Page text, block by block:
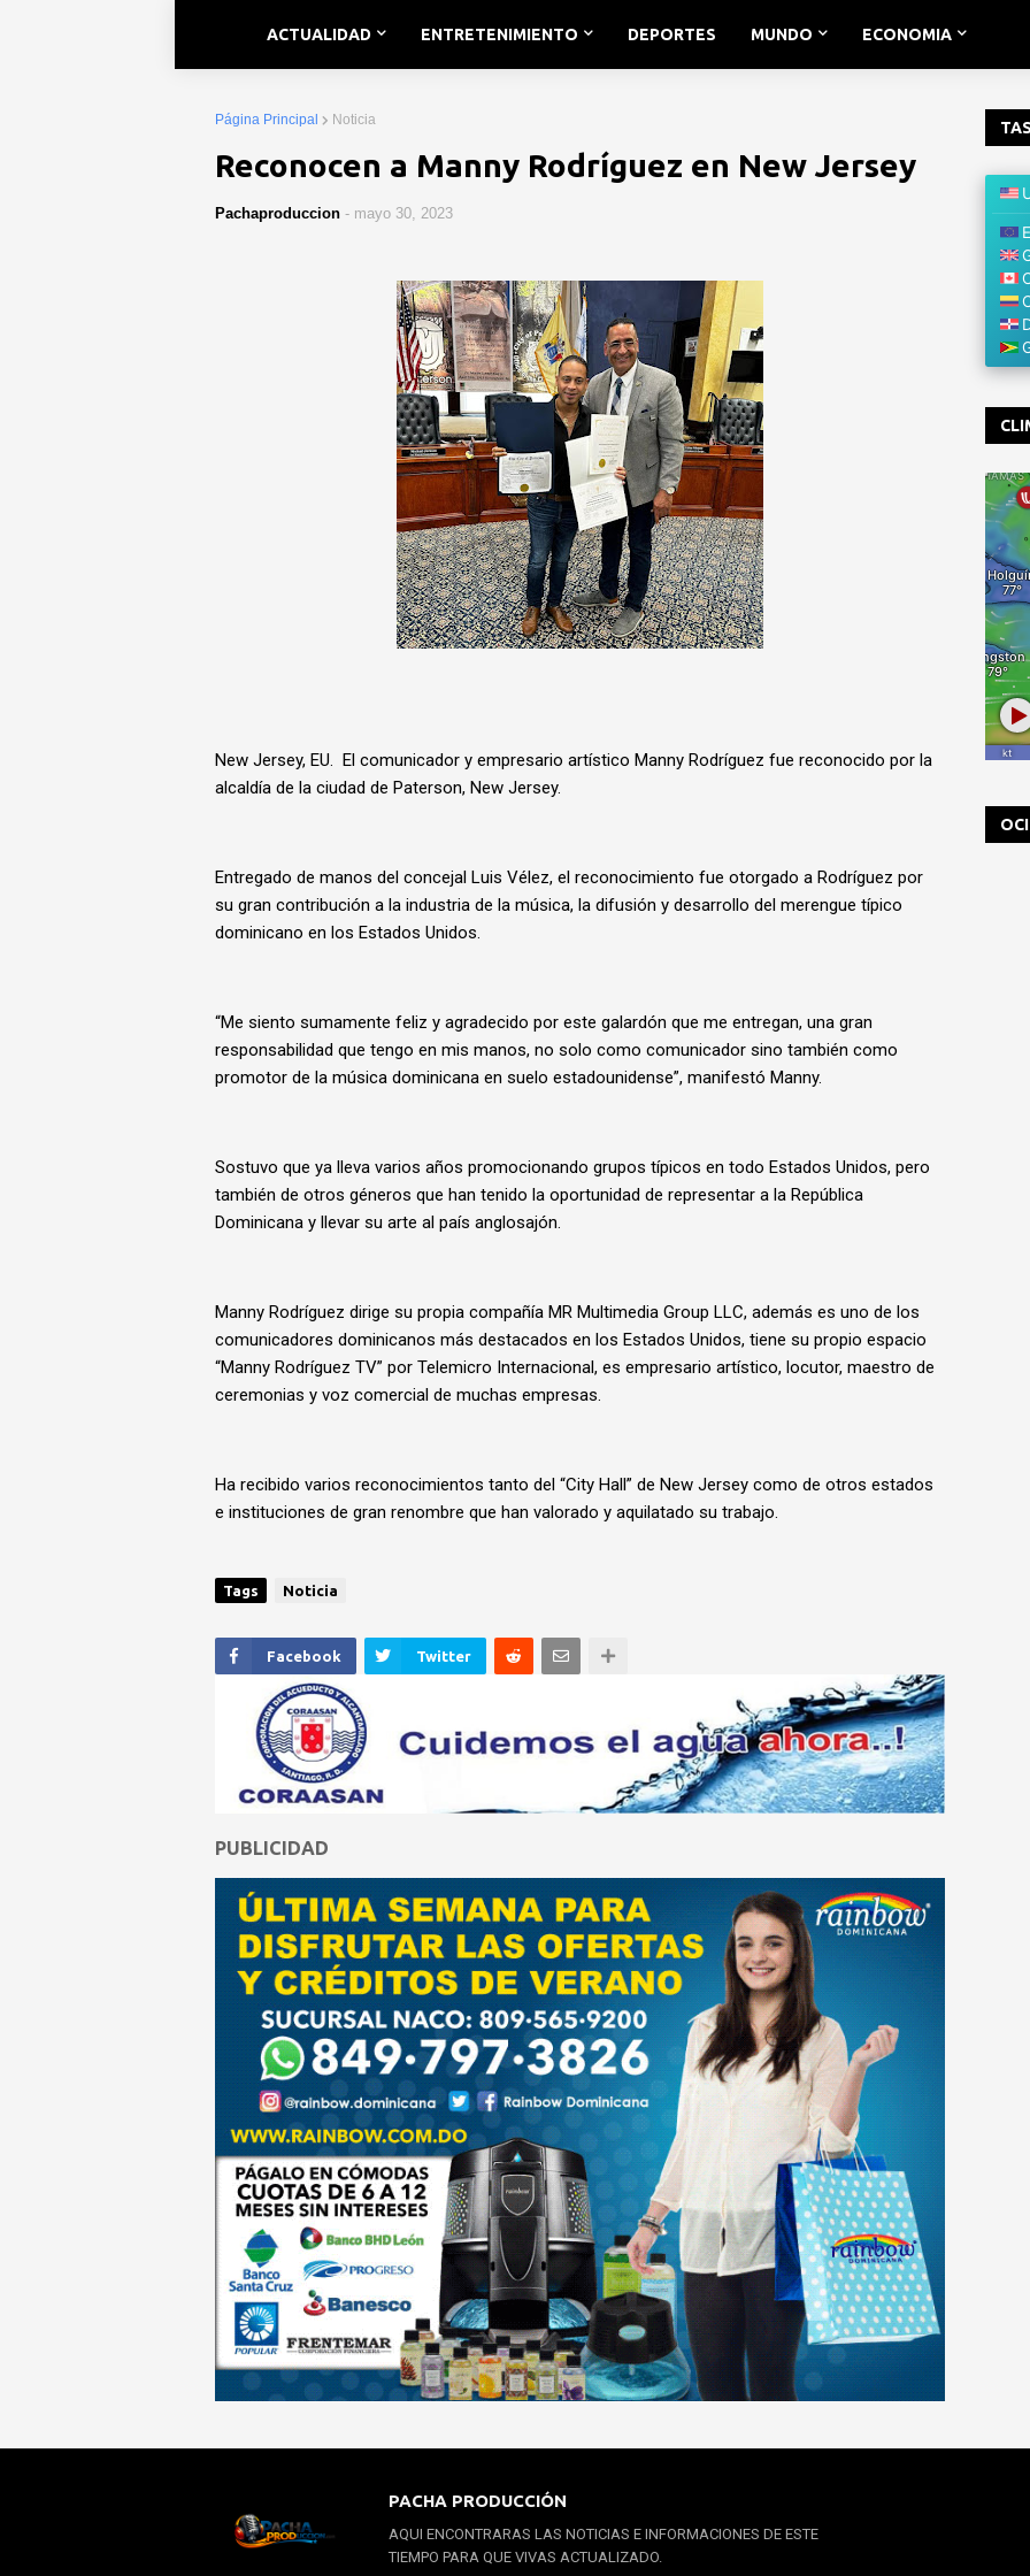
ACTUALIDAD ENTRETENIMIENTO DEPORTES MUNDO ECONOMIA
Página Principal Noticia
Reconocen a Manny Rodríguez en New Jersey
Pachaproduccion - mayo 30, 2023
New Jersey, EU. El comunicador y empresario artístico Manny Rodríguez fue reconocido por la
alcaldía de la ciudad de Paterson, New Jersey.
Entregado de manos del concejal Luis Vélez, el reconocimiento fue otorgado a Rodríguez por
su gran contribución a la industria de la música, la difusión y desarrollo del merengue típico
dominicano en los Estados Unidos.
“Me siento sumamente feliz y agradecido por este galardón que me entregan, una gran
responsabilidad que tengo en mis manos, no solo como comunicador sino también como
promotor de la música dominicana en suelo estadounidense”, manifestó Manny.
Sostuvo que ya lleva varios años promocionando grupos típicos en todo Estados Unidos, pero
también de otros géneros que han tenido la oportunidad de representar a la República
Dominicana y llevar su arte al país anglosajón.
Manny Rodríguez dirige su propia compañía MR Multimedia Group LLC, además es uno de los
comunicadores dominicanos más destacados en los Estados Unidos, tiene su propio espacio
“Manny Rodríguez TV” por Telemicro Internacional, es empresario artístico, locutor, maestro de
ceremonias y voz comercial de muchas empresas.
Ha recibido varios reconocimientos tanto del “City Hall” de New Jersey como de otros estados
e instituciones de gran renombre que han valorado y aquilatado su trabajo.
Tags Noticia
Facebook Twitter
PUBLICIDAD
PACHA PRODUCCIÓN
AQUI ENCONTRARAS LAS NOTICIAS E INFORMACIONES DE ESTE
TIEMPO PARA QUE VIVAS ACTUALIZADO.